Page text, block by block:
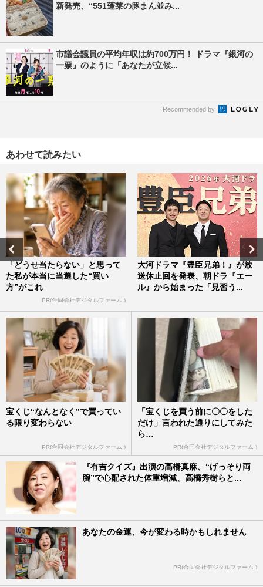
新発売、“551蓬莱の豚まん並み...
市議会議員の平均年収は約700万円！ ドラマ『銀河の
一票』のように「あなたが立候...
Recommended by
あわせて読みたい
「どうせ当たらない」と思って
た私が本当に当選した“買い
方”がこれ
PR(合同会社デジタルファーム )
大河ドラマ『豊臣兄弟！』が放
送休止回を発表、朝ドラ『エー
ル』から始まった「見習う...
宝くじ“なんとなく”で買ってい
る限り変わらない
PR(合同会社デジタルファーム )
「宝くじを買う前に〇〇をした
だけ」言われた通りにしてみた
ら…
PR(合同会社デジタルファーム )
『有吉クイズ』出演の高橋真麻、“げっそり両
腕”で心配された体重増減、高橋秀樹らと...
あなたの金運、今が変わる時かもしれません
PR(合同会社デジタルファーム )